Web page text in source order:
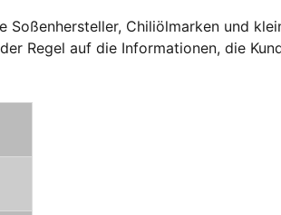
Chiliölmarken und
Regel auf die Informationen, die